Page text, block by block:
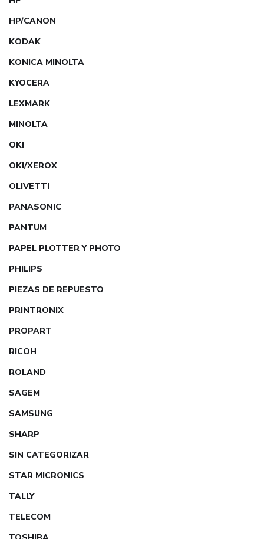
HP/CANON
KODAK
KONICA MINOLTA
KYOCERA
LEXMARK
MINOLTA
OKI
OKI/XEROX
OLIVETTI
PANASONIC
PANTUM
PAPEL PLOTTER Y PHOTO
PHILIPS
PIEZAS DE REPUESTO
PRINTRONIX
PROPART
RICOH
ROLAND
SAGEM
SAMSUNG
SHARP
SIN CATEGORIZAR
STAR MICRONICS
TALLY
TELECOM